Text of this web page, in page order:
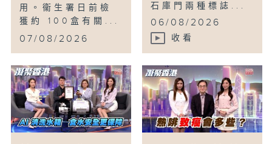
用。衞生署日前檢
獲約 100盒有關...
07/08/2026
石庫門兩種標誌...
06/08/2026
收看